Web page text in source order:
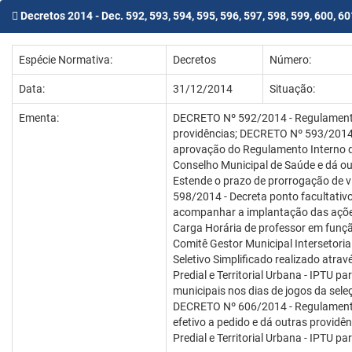
Decretos 2014 - Dec. 592, 593, 594, 595, 596, 597, 598, 599, 600,
Espécie Normativa: Decretos Número:
Data: 31/12/2014 Situação:
Ementa:
DECRETO Nº 592/2014 -
providências; DECRETO Nº 593/
aprovação do Regulamento Interno
Conselho Municipal de Saúde e dá
Estende o prazo de prorrogação de
598/2014 - Decreta ponto
acompanhar a implantação das
Carga Horária de professor em
Comitê Gestor Municipal
Seletivo Simplificado realizado
Predial e Territorial Urbana - IPTU
municipais nos dias de jogos da
DECRETO Nº 606/2014 -
efetivo a pedido e dá outras
Predial e Territorial Urbana - IPTU